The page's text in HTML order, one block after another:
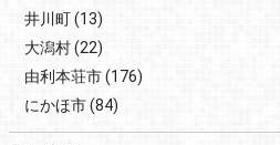
井川町(13)
大潟村(22)
由利本荘市(176)
にかほ市(84)